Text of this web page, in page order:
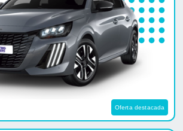
Oferta destacada